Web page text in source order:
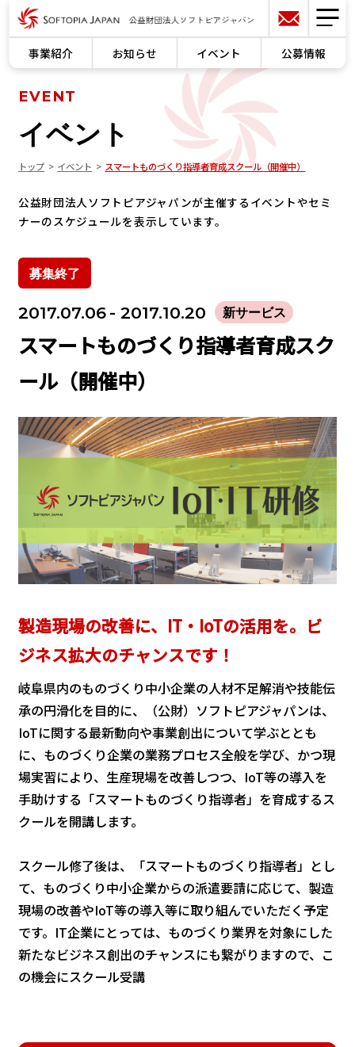
事業紹介 お知らせ イベント 公募情報
EVENT
イベント
トップ イベント スマートものづくり指導者育成スクール（開催中）
公益財団法人ソフトピアジャパンが主催するイベントやセミ
ナーのスケジュールを表示しています。
募集終了
2017.07.06 - 2017.10.20 新サービス
スマートものづくり指導者育成スク
ール（開催中）
製造現場の改善に、IT・IoTの活用を。ビ
ジネス拡大のチャンスです！
岐阜県内のものづくり中小企業の人材不足解消や技能伝
承の円滑化を目的に、（公財）ソフトピアジャパンは、
IoTに関する最新動向や事業創出について学ぶととも
に、ものづくり企業の業務プロセス全般を学び、かつ現
場実習により、生産現場を改善しつつ、IoT等の導入を
手助けする「スマートものづくり指導者」を育成するス
クールを開講します。
スクール修了後は、「スマートものづくり指導者」とし
て、ものづくり中小企業からの派遣要請に応じて、製造
現場の改善やIoT等の導入等に取り組んでいただく予定
です。IT企業にとっては、ものづくり業界を対象にした
新たなビジネス創出のチャンスにも繋がりますので、こ
の機会にスクール受講